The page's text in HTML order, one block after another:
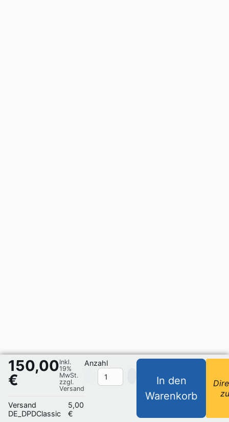
150,00
€
Inkl.
19%
MwSt.
zzgl.
Versand
Versand
DE_DPDClassic
5,00
€
Anzahl
In den
Warenkorb